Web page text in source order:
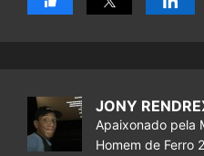
JONY
Apaixonado pela
Homem de Ferro